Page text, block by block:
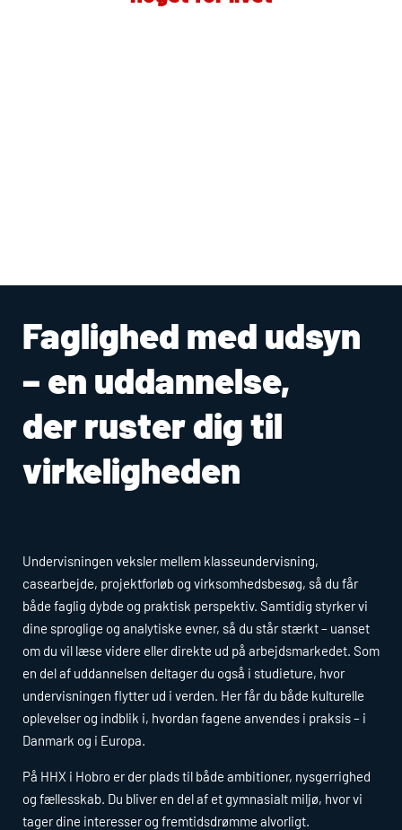
Faglighed med udsyn
– en uddannelse,
der ruster dig til
virkeligheden
Undervisningen veksler mellem klasseundervisning,
casearbejde, projektforløb og virksomhedsbesøg, så du får
både faglig dybde og praktisk perspektiv. Samtidig styrker vi
dine sproglige og analytiske evner, så du står stærkt – uanset
om du vil læse videre eller direkte ud på arbejdsmarkedet. Som
en del af uddannelsen deltager du også i studieture, hvor
undervisningen flytter ud i verden. Her får du både kulturelle
oplevelser og indblik i, hvordan fagene anvendes i praksis – i
Danmark og i Europa.
På HHX i Hobro er der plads til både ambitioner, nysgerrighed
og fællesskab. Du bliver en del af et gymnasialt miljø, hvor vi
tager dine interesser og fremtidsdrømme alvorligt.